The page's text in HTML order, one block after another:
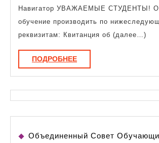
психологии
и
управления
ресурсами
Навигатор УВАЖАЕМЫЕ СТУДЕНТЫ!
обучение производить по
реквизитам: Квитанция об (далее…)
ПОДРОБНЕЕПОДРОБНЕЕ
Объединенный Совет